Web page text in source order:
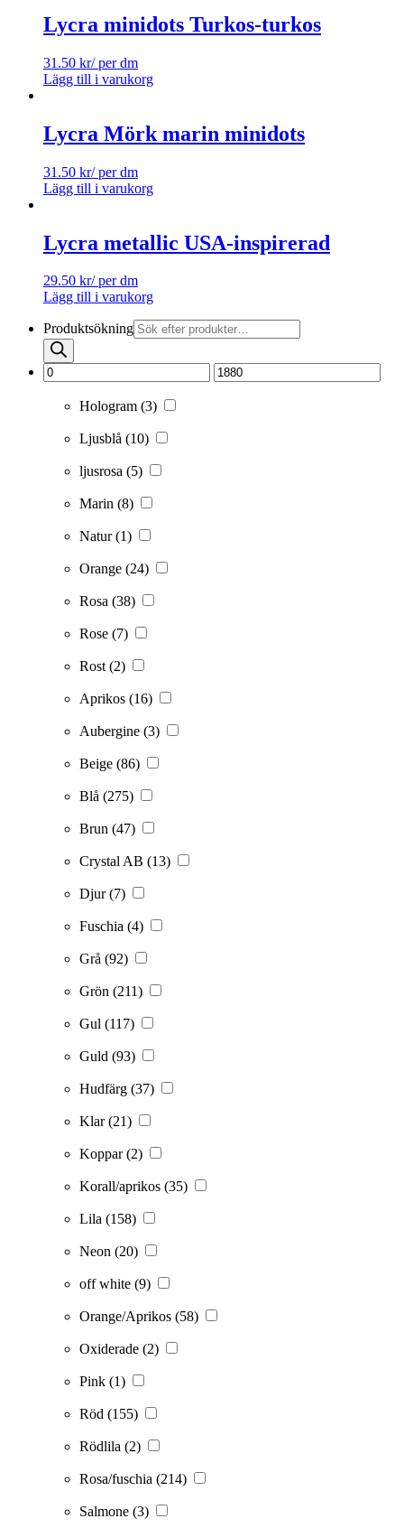
Lycra minidots Turkos-turkos
31.50 kr/ per dm
Lägg till i varukorg
Lycra Mörk marin minidots
31.50 kr/ per dm
Lägg till i varukorg
Lycra metallic USA-inspirerad
29.50 kr/ per dm
Lägg till i varukorg
Produktsökning
Hologram (3)
Ljusblå (10)
ljusrosa (5)
Marin (8)
Natur(1)
Orange (24)
Rosa (38)
Rose (7)
Rost(2)
Aprikos (16)
Aubergine (3)
Beige (86)
Blå (275)
Brun (47)
Crystal AB (13)
Djur(7)
Fuschia (4)
Grå (92)
Grön (211)
Gul (117)
Guld (93)
Hudfärg (37)
Klar(21)
Koppar(2)
Korall/aprikos (35)
Lila (158)
Neon (20)
off white (9)
Orange/Aprikos (58)
Oxiderade (2)
Pink (1)
Röd (155)
Rödlila (2)
Rosa/fuschia (214)
Salmone (3)